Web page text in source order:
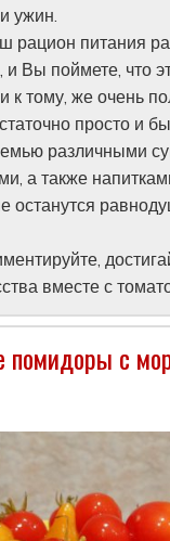
ужин.
рацион питания
Вы поймете, что
к тому, же очень
просто и
различными
а также
останутся
вместе с
с